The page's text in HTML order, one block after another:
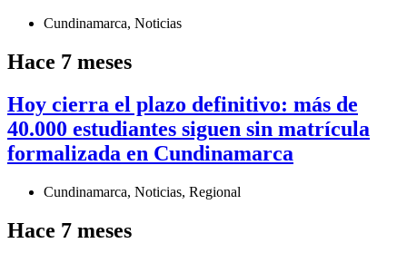
Cundinamarca, Noticias
Hace 7 meses
Hoy cierra el plazo definitivo: más de
40.000 estudiantes siguen sin matrícula
formalizada en Cundinamarca
Cundinamarca, Noticias, Regional
Hace 7 meses